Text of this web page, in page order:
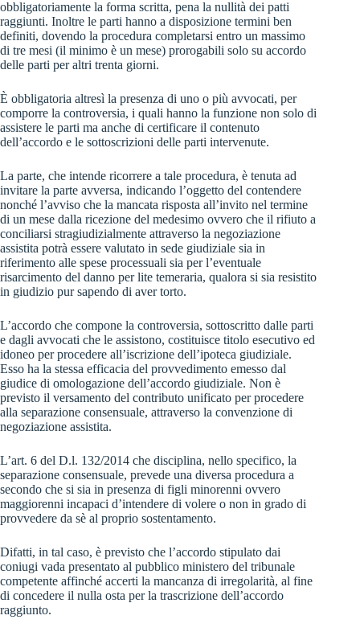
obbligatoriamente la forma scritta, pena la nullità dei patti
raggiunti. Inoltre le parti hanno a disposizione termini ben
definiti, dovendo la procedura completarsi entro un massimo
di tre mesi (il minimo è un mese) prorogabili solo su accordo
delle parti per altri trenta giorni.
È obbligatoria altresì la presenza di uno o più avvocati, per
comporre la controversia, i quali hanno la funzione non solo di
assistere le parti ma anche di certificare il contenuto
dell’accordo e le sottoscrizioni delle parti intervenute.
La parte, che intende ricorrere a tale procedura, è tenuta ad
invitare la parte avversa, indicando l’oggetto del contendere
nonché l’avviso che la mancata risposta all’invito nel termine
di un mese dalla ricezione del medesimo ovvero che il rifiuto a
conciliarsi stragiudizialmente attraverso la negoziazione
assistita potrà essere valutato in sede giudiziale sia in
riferimento alle spese processuali sia per l’eventuale
risarcimento del danno per lite temeraria, qualora si sia resistito
in giudizio pur sapendo di aver torto.
L’accordo che compone la controversia, sottoscritto dalle parti
e dagli avvocati che le assistono, costituisce titolo esecutivo ed
idoneo per procedere all’iscrizione dell’ipoteca giudiziale.
Esso ha la stessa efficacia del provvedimento emesso dal
giudice di omologazione dell’accordo giudiziale. Non è
previsto il versamento del contributo unificato per procedere
alla separazione consensuale, attraverso la convenzione di
negoziazione assistita.
L’art. 6 del D.l. 132/2014 che disciplina, nello specifico, la
separazione consensuale, prevede una diversa procedura a
secondo che si sia in presenza di figli minorenni ovvero
maggiorenni incapaci d’intendere di volere o non in grado di
provvedere da sè al proprio sostentamento.
Difatti, in tal caso, è previsto che l’accordo stipulato dai
coniugi vada presentato al pubblico ministero del tribunale
competente affinché accerti la mancanza di irregolarità, al fine
di concedere il nulla osta per la trascrizione dell’accordo
raggiunto.